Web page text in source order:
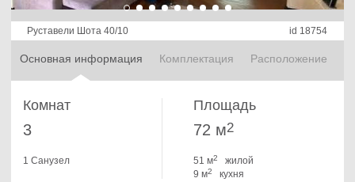
Руставели Шота 40/10 id 18754
Основная информация Комплектация Расположение
Комнат
3
1 Санузел
Площадь
72 м2
51 м2
жилой
9 м2 кухня